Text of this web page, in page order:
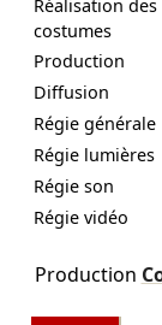
Réalisation des
costumes
Production
Diffusion
Régie générale
Régie lumières
Régie son
Régie vidéo
Production